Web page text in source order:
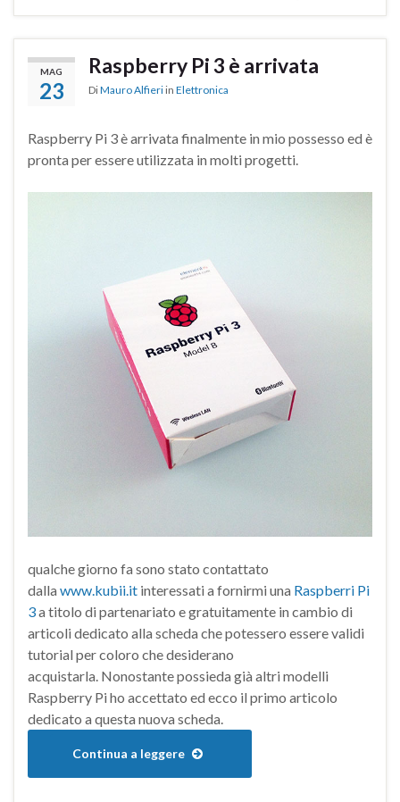
MAG
23
Raspberry Pi 3 è arrivata
DiMauro Alfieri in Elettronica
Raspberry Pi 3 è arrivata finalmente in mio possesso ed è
pronta per essere utilizzata in molti progetti.
qualche giorno fa sono stato contattato
dalla www.kubii.it interessati a fornirmi una Raspberri Pi
3a titolo di partenariato e gratuitamente in cambio di
articoli dedicato alla scheda che potessero essere validi
tutorial per coloro che desiderano
acquistarla. Nonostante possieda già altri modelli
Raspberry Pi ho accettato ed ecco il primo articolo
dedicato a questa nuova scheda.
Continua a leggere